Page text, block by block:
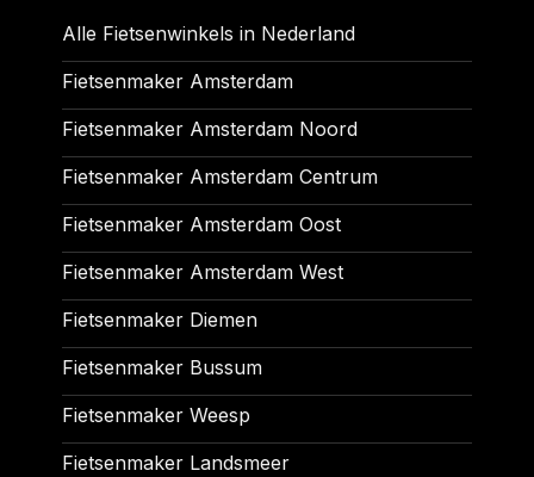
Alle Fietsenwinkels in Nederland
Fietsenmaker Amsterdam
Fietsenmaker Amsterdam Noord
Fietsenmaker Amsterdam Centrum
Fietsenmaker Amsterdam Oost
Fietsenmaker Amsterdam West
Fietsenmaker Diemen
Fietsenmaker Bussum
Fietsenmaker Weesp
Fietsenmaker Landsmeer